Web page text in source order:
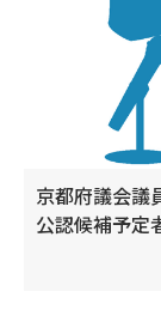
京都府議会議
公認候補予定